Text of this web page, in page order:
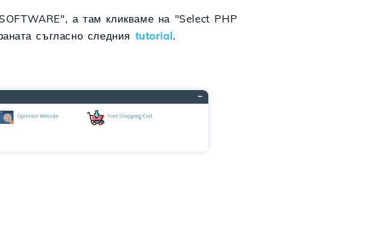
а там кликваме на "Select PHP
съгласно следния tutorial.